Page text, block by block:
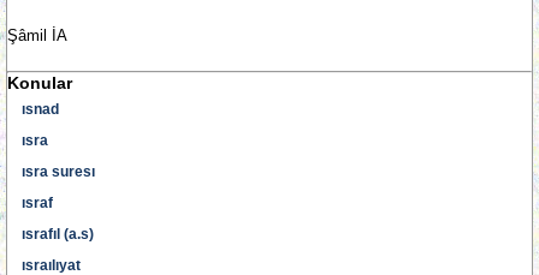
Şâmil İA
Konular
ısnad
ısra
ısra suresı
ısraf
ısrafıl (a.s)
ısraılıyat